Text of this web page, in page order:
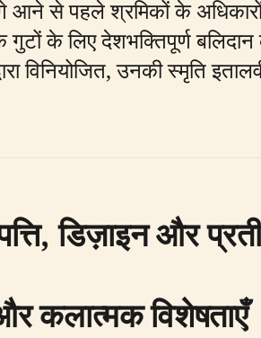
से पहले श्रमिकों के अधिकारों
गुटों के लिए देशभक्तिपूर्ण
विनियोजित, उनकी स्मृति
डिज़ाइन और
कलात्मक विशेषताएँ